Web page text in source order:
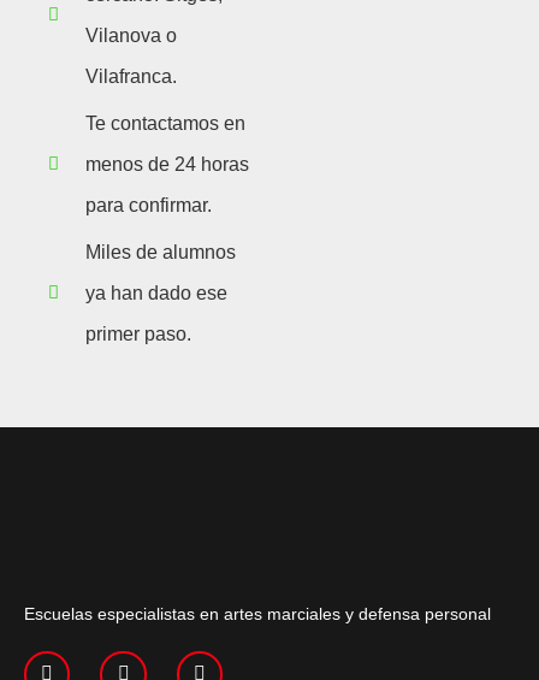
Vilanova o
Vilafranca.
Te contactamos en
menos de 24 horas
para confirmar.
Miles de alumnos
ya han dado ese
primer paso.
Escuelas especialistas en artes marciales y defensa personal